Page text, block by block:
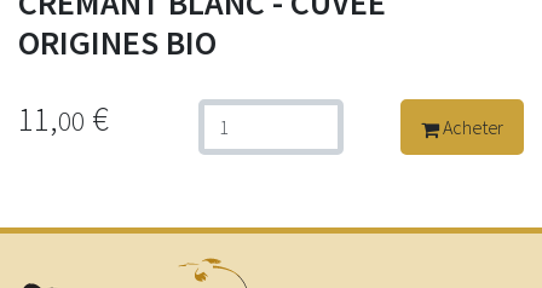
ORIGINES BIO
11,00 € Acheter